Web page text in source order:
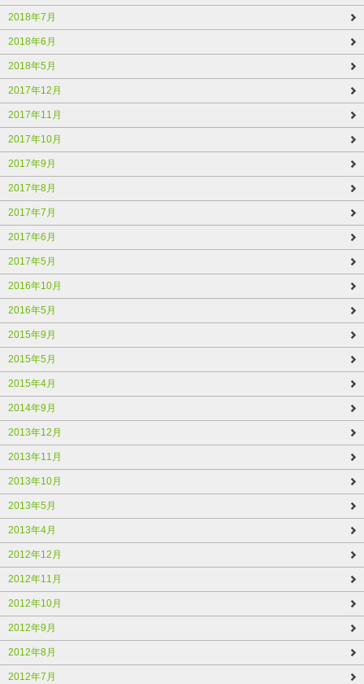
2018年7月
2018年6月
2018年5月
2017年12月
2017年11月
2017年10月
2017年9月
2017年8月
2017年7月
2017年6月
2017年5月
2016年10月
2016年5月
2015年9月
2015年5月
2015年4月
2014年9月
2013年12月
2013年11月
2013年10月
2013年5月
2013年4月
2012年12月
2012年11月
2012年10月
2012年9月
2012年8月
2012年7月